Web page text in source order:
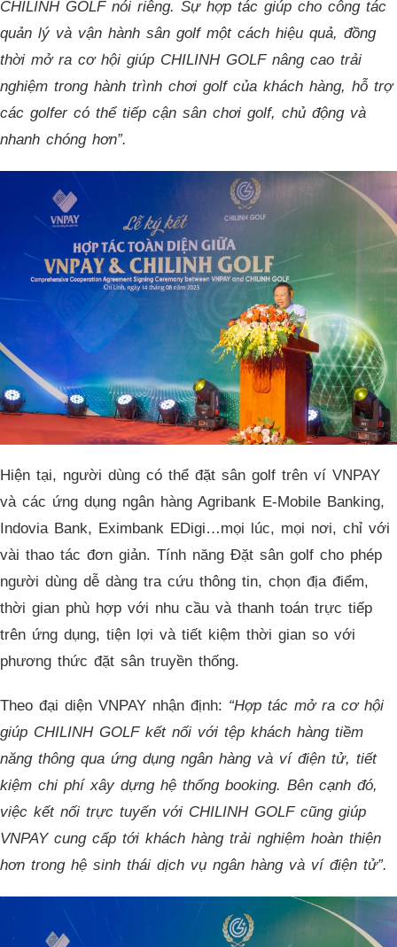
CHILINH GOLF nói riêng. Sự hợp tác giúp cho công tác
quản lý và vận hành sân golf một cách hiệu quả, đồng
thời mở ra cơ hội giúp CHILINH GOLF nâng cao trải
nghiệm trong hành trình chơi golf của khách hàng, hỗ trợ
các golfer có thể tiếp cận sân chơi golf, chủ động và
nhanh chóng hơn”.
Hiện tại, người dùng có thể đặt sân golf trên ví VNPAY
và các ứng dụng ngân hàng Agribank E-Mobile Banking,
Indovia Bank, Eximbank EDigi…mọi lúc, mọi nơi, chỉ với
vài thao tác đơn giản. Tính năng Đặt sân golf cho phép
người dùng dễ dàng tra cứu thông tin, chọn địa điểm,
thời gian phù hợp với nhu cầu và thanh toán trực tiếp
trên ứng dụng, tiện lợi và tiết kiệm thời gian so với
phương thức đặt sân truyền thống.
Theo đại diện VNPAY nhận định: “Hợp tác mở ra cơ hội
giúp CHILINH GOLF kết nối với tệp khách hàng tiềm
năng thông qua ứng dụng ngân hàng và ví điện tử, tiết
kiệm chi phí xây dựng hệ thống booking. Bên cạnh đó,
việc kết nối trực tuyến với CHILINH GOLF cũng giúp
VNPAY cung cấp tới khách hàng trải nghiệm hoàn thiện
hơn trong hệ sinh thái dịch vụ ngân hàng và ví điện tử”.